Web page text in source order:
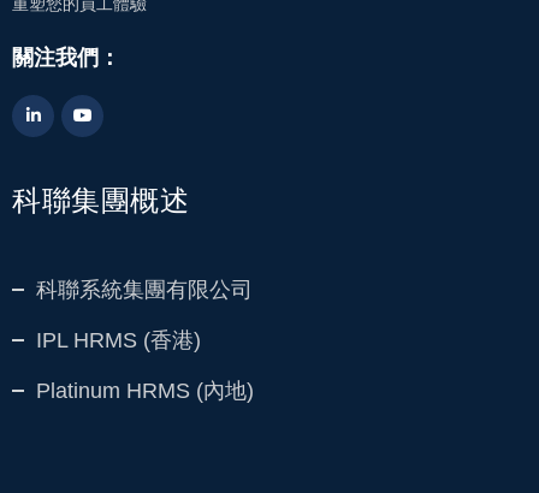
關注我們：
科聯集團概述
科聯系統集團有限公司
IPL HRMS (香港)
Platinum HRMS (內地)